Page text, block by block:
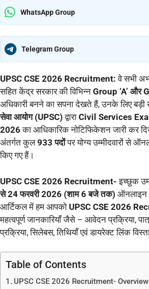
WhatsApp Group
Telegram Group
UPSC CSE 2026 Recruitment: वे सभी
सहित केंद्र सरकार की विभिन्न Group ‘A’ और
अधिकारी बनने का सपना देखते हैं, उनके लिए
सेवा आयोग (UPSC) द्वारा Civil Services
2026का आधिकारिक नोटिफिकेशन जारी कर
अंतर्गत कुल933 पदोंपर योग्य उम्मीदवारों से
किए गए हैं।
UPSC CSE 2026 Recruitment- इच्छुक
से 24 फरवरी 2026 (शाम 6 बजे तक)
आर्टिकल में हम आपको UPSC CSE 2026
महत्वपूर्ण जानकारियाँ जैसे – आवेदन प्रक्रिया,
प्रक्रिया, सिलेबस, तिथियाँ एवं डायरेक्ट लिंक
Table of Contents
UPSC CSE 2026 Recruitment- Overview